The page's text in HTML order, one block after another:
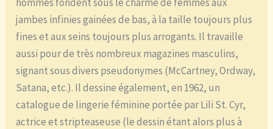
jambes infinies gainées de bas, à la taille toujours plus
fines et aux seins toujours plus arrogants. Il travaille
aussi pour de très nombreux magazines masculins,
signant sous divers pseudonymes (McCartney, Ordway,
Satana, etc.). Il dessine également, en 1962, un
catalogue de lingerie féminine portée par Lili St. Cyr,
actrice et stripteaseuse (le dessin étant alors plus à